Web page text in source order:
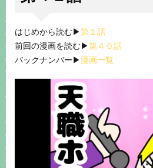
はじめから読む▶︎第１話
前回の漫画を読む▶︎第４０話
バックナンバー▶︎漫画一覧